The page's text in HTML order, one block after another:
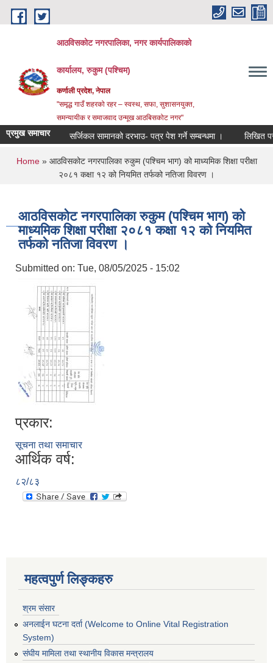
Skip to main content
आठविसकोट नगरपालिका, नगर कार्यपालिकाको
कार्यालय, रुकुम (पश्चिम)
कर्णाली प्रदेश, नेपाल
"समृद्ध गाउँ शहरको रहर – स्वस्थ, सफा, सुशासनयुक्त,
समन्यायीक र समाजवाद उन्मूख आठबिसकोट नगर"
प्रमुख समाचारसर्जिकल सामानको दरभाउ- पत्र पेश गर्ने सम्बन्धमा । लिखित
You are here
Home» आठविसकोट नगरपालिका रुकुम (पश्चिम भाग) को माध्यमिक शिक्षा परीक्षा
२०८१ कक्षा १२ को नियमित तर्फको नतिजा विवरण ।
आठविसकोट नगरपालिका रुकुम (पश्चिम भाग) को
माध्यमिक शिक्षा परीक्षा २०८१ कक्षा १२ को नियमित
तर्फको नतिजा विवरण ।
Submitted on: Tue, 08/05/2025 - 15:02
प्रकार:
सूचना तथा समाचार
आर्थिक वर्ष:
८२/८३
महत्वपुर्ण लिङ्कहरु
श्रम संसार
अनलाईन घटना दर्ता (Welcome to Online Vital Registration
System)
संघीय मामिला तथा स्थानीय विकास मन्त्रालय